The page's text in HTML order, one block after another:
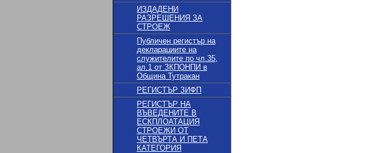
ИЗДАДЕНИ
РАЗРЕШЕНИЯ ЗА
СТРОЕЖ
Публичен регистър на
декларациите на
служителите по чл.35,
ал.1 от ЗКПОНПИ в
Община Тутракан
РЕГИСТЪР ЗИФП
РЕГИСТЪР НА
ВЪВЕДЕНИТЕ В
ЕСКПЛОАТАЦИЯ
СТРОЕЖИ ОТ
ЧЕТВЪРТА И ПЕТА
КАТЕГОРИЯ